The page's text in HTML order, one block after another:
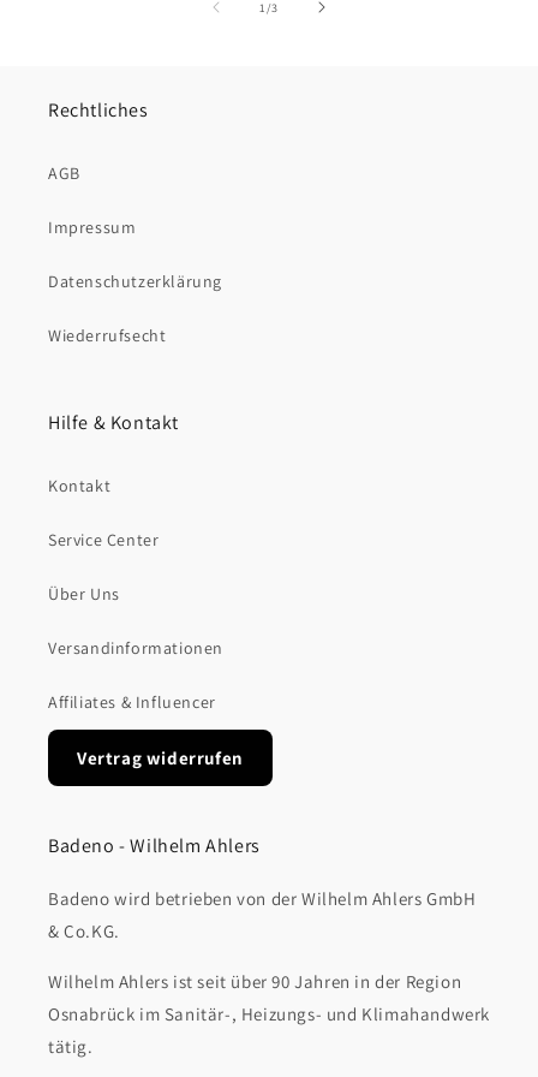
1 /von
3
Rechtliches
AGB
Impressum
Datenschutzerklärung
Wiederrufsecht
Hilfe & Kontakt
Kontakt
Service Center
Über Uns
Versandinformationen
Affiliates & Influencer
Vertrag widerrufen
Badeno - Wilhelm Ahlers
Badeno wird betrieben von der Wilhelm Ahlers GmbH
& Co.KG.
Wilhelm Ahlers ist seit über 90 Jahren in der Region
Osnabrück im Sanitär-, Heizungs- und Klimahandwerk
tätig.